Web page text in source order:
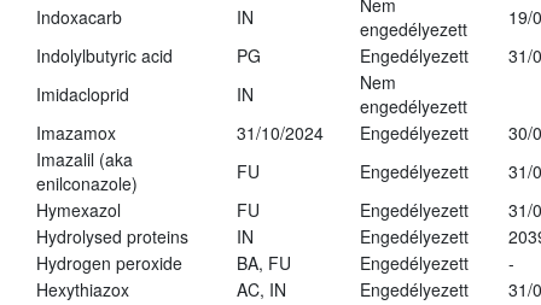
Indoxacarb IN
Nem
engedélyezett
19/
Indolylbutyric acid
PG Engedélyezett
31/
Imidacloprid
IN
Nem
engedélyezett
Imazamox
31/10/2024 Engedélyezett
30/
Imazalil (aka
enilconazole)
FU Engedélyezett
31/
Hymexazol
FU Engedélyezett
31/
Hydrolysed proteins
IN Engedélyezett
Hydrogen peroxide
BA, FU Engedélyezett
-
Hexythiazox
AC, IN Engedélyezett
31/